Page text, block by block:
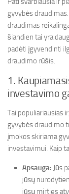
gyvybės
draudimas
šiandien tai yra
padėti įgyvendinti
draudimo rūšis.
1.
investavimo
Tai populiariausias
gyvybės draudimo
įmokos skiriama
investavimui. Kaip
Apsauga: Jūs
jūsų
jūsų mirties